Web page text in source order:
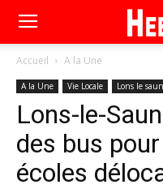
Accueil A la Une
A la Une Vie Locale Lons le
Lons-le-
des bus
écoles